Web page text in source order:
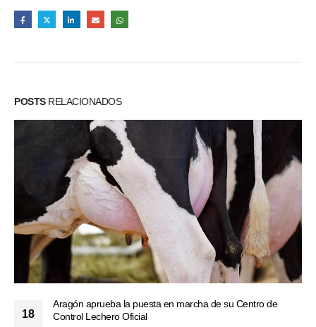
POSTSRELACIONADOS
18
Aragón aprueba la puesta en marcha de su Centro de
Control Lechero Oficial